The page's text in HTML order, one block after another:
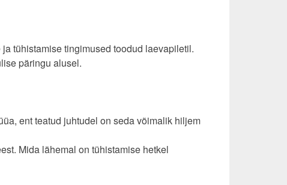
tühistamise tingimused toodud laevapiletil.
päringu alusel.
ent teatud juhtudel on seda võimalik hiljem
Mida lähemal on tühistamise hetkel